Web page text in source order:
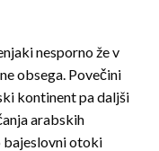
nesporno že v
obsega. Povečini
kontinent pa daljši
arabskih
bajeslovni otoki